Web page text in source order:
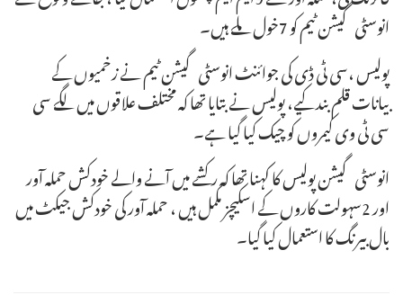
انوسٹی گیشن ٹیم کو 7خول ملے ہیں۔
پولیس ،سی ٹی ڈی کی جوائنٹ انوسٹی گیشن ٹیم نے زخمیوں کے
بیانات قلم بند کیے، پولیس نے بتایا تھا کہ مختلف علاقوں میں لگے سی
سی ٹی وی کیمروں کو چیک کیا گیا ہے۔
انوسٹی گیشن پولیس کا کہنا تھا کہ رکشے میں آنے والے خودکش حملہ آور
اور 2سہولت کاروں کے اسکیچز مکمل ہیں ، حملہ آور کی خودکش جیکٹ میں
بال بیرنگ کا استعمال کیا گیا۔